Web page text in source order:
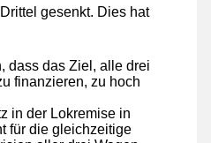
gesenkt. Dies hat
dass das Ziel, alle drei
finanzieren, zu hoch
in der Lokremise in
für die gleichzeitige